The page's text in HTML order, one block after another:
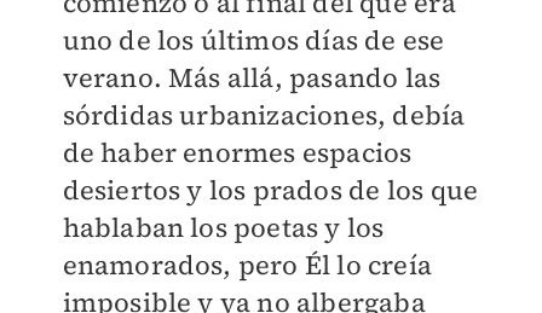
uno de los últimos días de ese
verano. Más allá, pasando las
sórdidas urbanizaciones, debía
de haber enormes espacios
desiertos y los prados de los que
hablaban los poetas y los
enamorados, pero Él lo creía
imposible y ya no albergaba